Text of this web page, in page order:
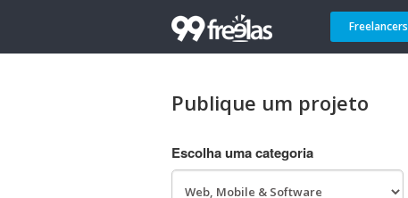
Freelancers
Publique um projeto
Escolha uma categoria